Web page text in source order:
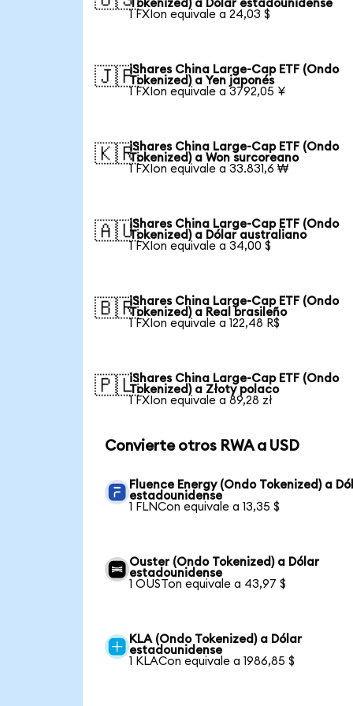
Tokenized) a Dólar estadounidense
1 FXIon equivale a 24,03 $
🇯🇵iShares China Large-Cap ETF (Ondo
Tokenized) a Yen japonés
1 FXIon equivale a 3792,05 ¥
🇰🇷iShares China Large-Cap ETF (Ondo
Tokenized) a Won surcoreano
1 FXIon equivale a 33.831,6 ₩
🇦🇺iShares China Large-Cap ETF (Ondo
Tokenized) a Dólar australiano
1 FXIon equivale a 34,00 $
🇧🇷iShares China Large-Cap ETF (Ondo
Tokenized) a Real brasileño
1 FXIon equivale a 122,48 R$
🇵🇱iShares China Large-Cap ETF (Ondo
Tokenized) a Złoty polaco
1 FXIon equivale a 89,28 zł
Convierte otros RWA a USD
Fluence Energy (Ondo Tokenized) a
estadounidense
1 FLNCon equivale a 13,35 $
Ouster (Ondo Tokenized) a Dólar
estadounidense
1 OUSTon equivale a 43,97 $
KLA (Ondo Tokenized) a Dólar
estadounidense
1 KLACon equivale a 1986,85 $